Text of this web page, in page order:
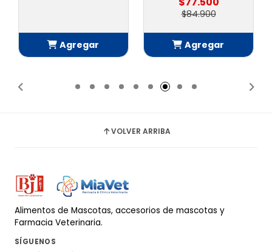
Agregar
Agregar
VOLVER ARRIBA
Alimentos de Mascotas, accesorios de mascotas y
Farmacia Veterinaria.
SÍGUENOS